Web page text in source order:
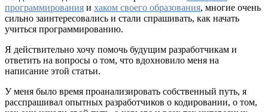
программирования и хаком своего образования, многие очень
сильно заинтересовались и стали спрашивать, как начать
учиться программированию.
Я действительно хочу помочь будущим разработчикам и
ответить на вопросы о том, что вдохновило меня на
написание этой статьи.
У меня было время проанализировать собственный путь, я
расспрашивал опытных разработчиков о кодировании, о том,